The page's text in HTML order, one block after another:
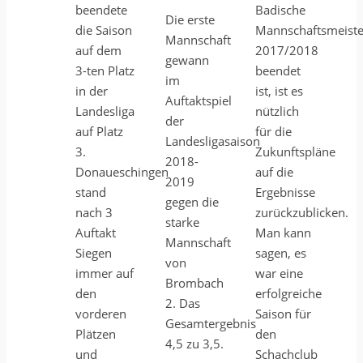
beendete
die Saison
auf dem
3-ten Platz
in der
Landesliga
auf Platz
3.
Donaueschingen
stand
nach 3
Auftakt
Siegen
immer auf
den
vorderen
Plätzen
und
Die erste
Mannschaft
gewann
im
Auftaktspiel
der
Landesligasaison
2018-
2019
gegen die
starke
Mannschaft
von
Brombach
2. Das
Gesamtergebnis
4,5 zu 3,5.
Badische
2017/2018
beendet
ist, ist es
nützlich
für die
Zukunftspläne
auf die
Ergebnisse
zurückzublicken.
Man kann
sagen, es
war eine
erfolgreiche
Saison für
den
Schachclub